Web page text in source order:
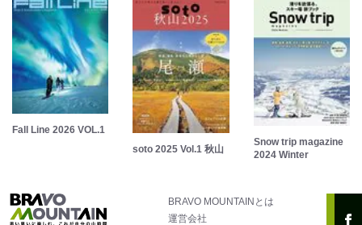
Fall Line 2026 VOL.1
soto 2025 Vol.1 秋山
Snow trip magazine
2024 Winter
BRAVO MOUNTAINとは
運営会社